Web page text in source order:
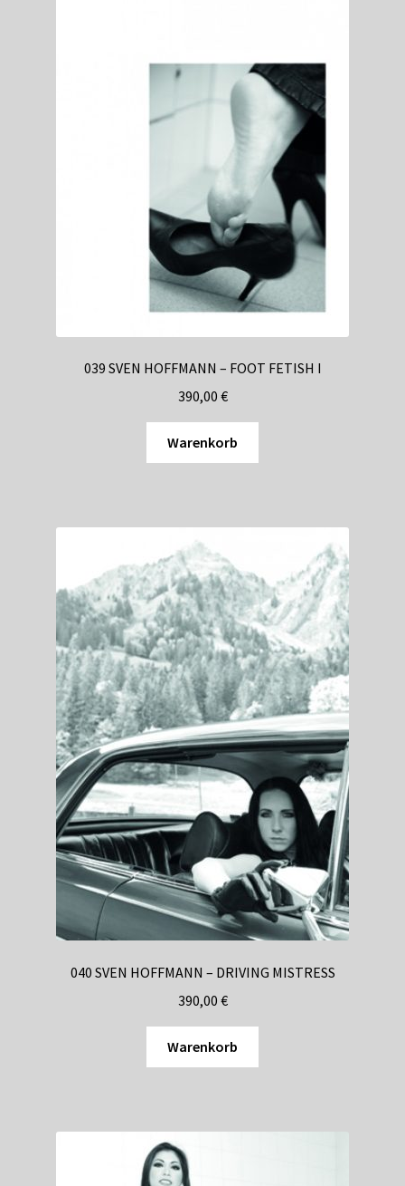
039 SVEN HOFFMANN – FOOT FETISH I
390,00 €
Warenkorb
040 SVEN HOFFMANN – DRIVING MISTRESS
390,00 €
Warenkorb